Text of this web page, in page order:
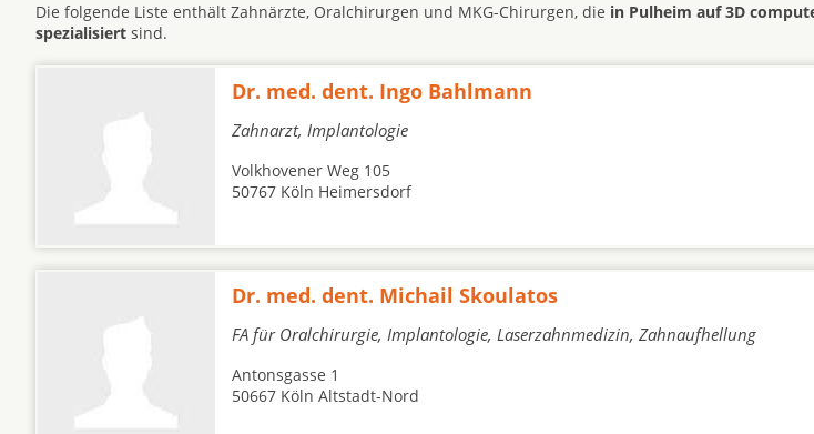
Die folgende Liste enthält Zahnärzte, Oralchirurgen und MKG-Chirurgen, die in Pulheim auf 3D
spezialisiert sind.
Dr. med. dent. Ingo Bahlmann
Zahnarzt, Implantologie
Volkhovener Weg 105
50767 Köln Heimersdorf
Dr. med. dent. Michail Skoulatos
FA für Oralchirurgie, Implantologie, Laserzahnmedizin, Zahnaufhellung
Antonsgasse 1
50667 Köln Altstadt-Nord